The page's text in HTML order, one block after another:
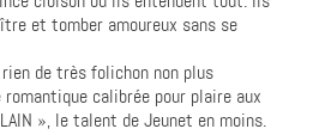
et tomber amoureux sans se
de très folichon non plus
calibrée pour plaire aux
», le talent de Jeunet en moins.